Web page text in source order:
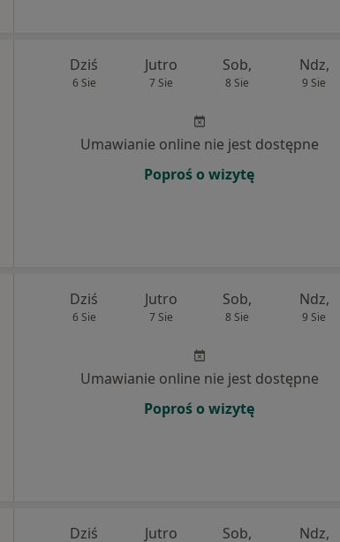
Dziś
6 Sie
Jutro
7 Sie
Sob,
8 Sie
Ndz,
9 Sie
Umawianie online nie jest dostępne
Poproś o wizytę
Dziś
6 Sie
Jutro
7 Sie
Sob,
8 Sie
Ndz,
9 Sie
Umawianie online nie jest dostępne
Poproś o wizytę
Dziś Jutro Sob, Ndz,